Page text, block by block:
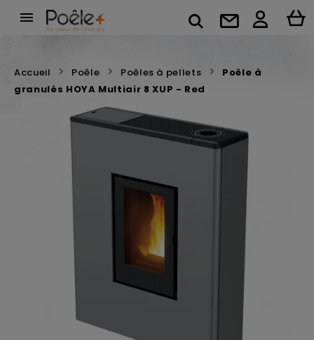

Accueil Poêle Poêles à pellets
Poêle à
granulés HOYA Multiair 8 XUP - Red